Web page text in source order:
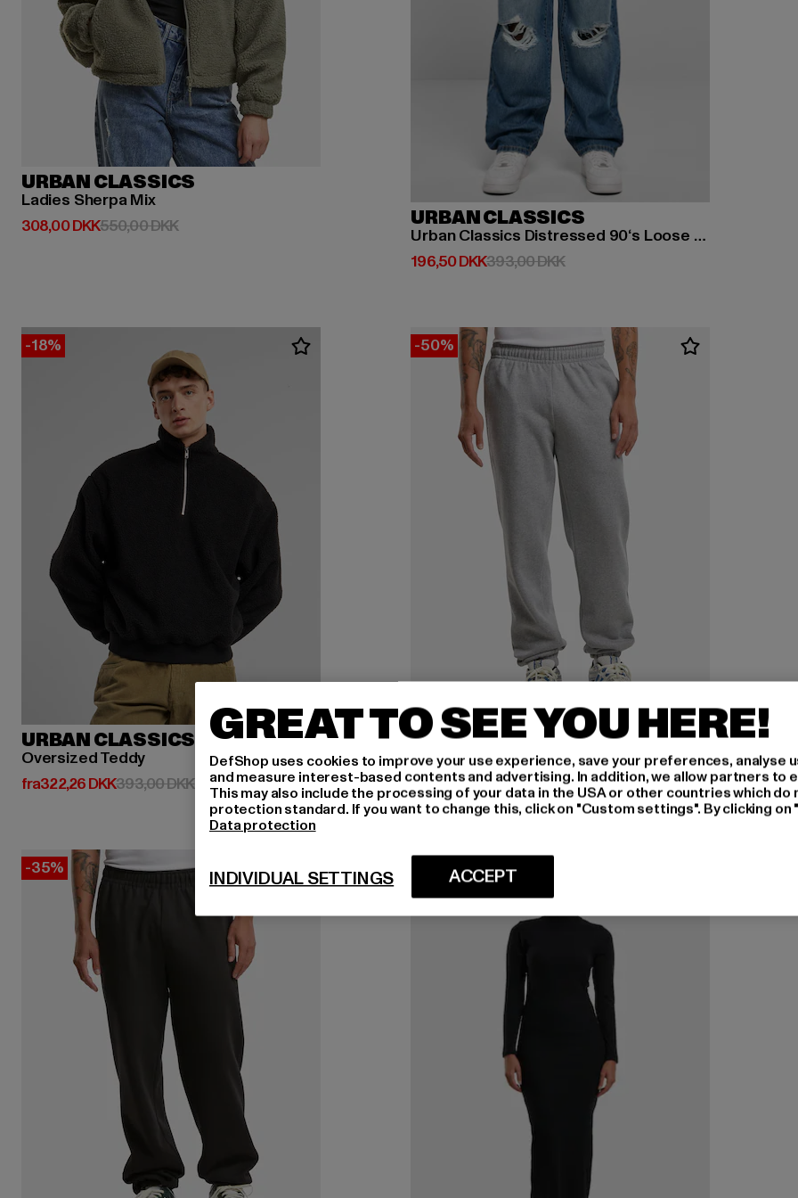
URBAN CLASSICS
Ladies Sherpa Mix
308,00 DKK
Nuværende pris: 308,00 DKK
550,00 DKKKampagnepris: 550,00 DKK URBAN CLASSICS
Urban Classics Distressed 90‘s Loose Fit Jeans
196,50 DKK
Nuværende pris: 196,50 DKK
393,00 DKKKampagnepris: 393,00 DKK
-18%
URBAN CLASSICS
Oversized Teddy
fra322,26 DKK
Nuværende pris: Fra 322,26 DKK
393,00 DKKKampagnepris: 393,00 DKK
-50%
URBAN CLASSICS
Basic Essential
196,50 DKK
Nuværende pris: 196,50 DKK
393,00 DKKKampagnepris: 393,00 DKK
-35% -60%
GREAT TO SEE YOU HERE!
DefShop uses cookies to improve your use experience, save your preferences, analyse
and measure interest-based contents and advertising. In addition, we allow partners to
This may also include the processing of your data in the USA or other countries which do
protection standard. If you want to change this, click on "Custom settings". By clicking
Data protection
ACCEPT
INDIVIDUAL SETTINGS